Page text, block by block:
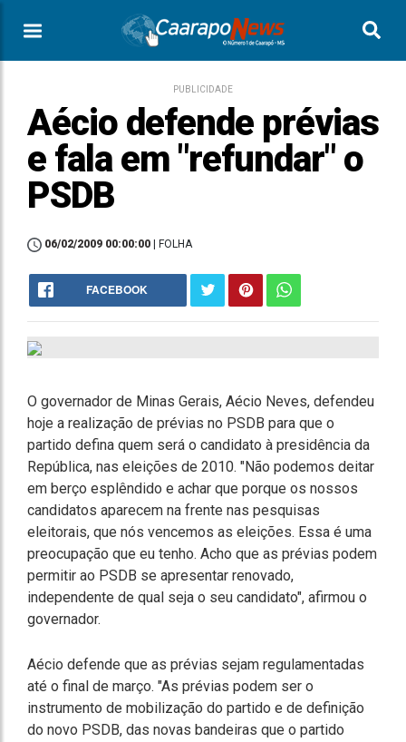
PUBLICIDADE
Aécio defende prévias
e fala em "refundar" o
PSDB
06/02/2009 00:00:00 | FOLHA
FACEBOOK
O governador de Minas Gerais, Aécio Neves, defendeu
hoje a realização de prévias no PSDB para que o
partido defina quem será o candidato à presidência da
República, nas eleições de 2010. "Não podemos deitar
em berço esplêndido e achar que porque os nossos
candidatos aparecem na frente nas pesquisas
eleitorais, que nós vencemos as eleições. Essa é uma
preocupação que eu tenho. Acho que as prévias podem
permitir ao PSDB se apresentar renovado,
independente de qual seja o seu candidato", afirmou o
governador.
Aécio defende que as prévias sejam regulamentadas
até o final de março. "As prévias podem ser o
instrumento de mobilização do partido e de definição
do novo PSDB, das novas bandeiras que o partido